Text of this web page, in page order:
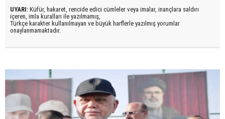
UYARI: Küfür, hakaret, rencide edici cümleler veya imalar, inançlara saldırı
içeren, imla kuralları ile yazılmamış,
Türkçe karakter kullanılmayan ve büyük harflerle yazılmış yorumlar
onaylanmamaktadır.